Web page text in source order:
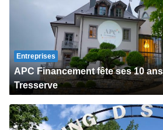
Entreprises
APC Financement fête ses 10
Tresserve